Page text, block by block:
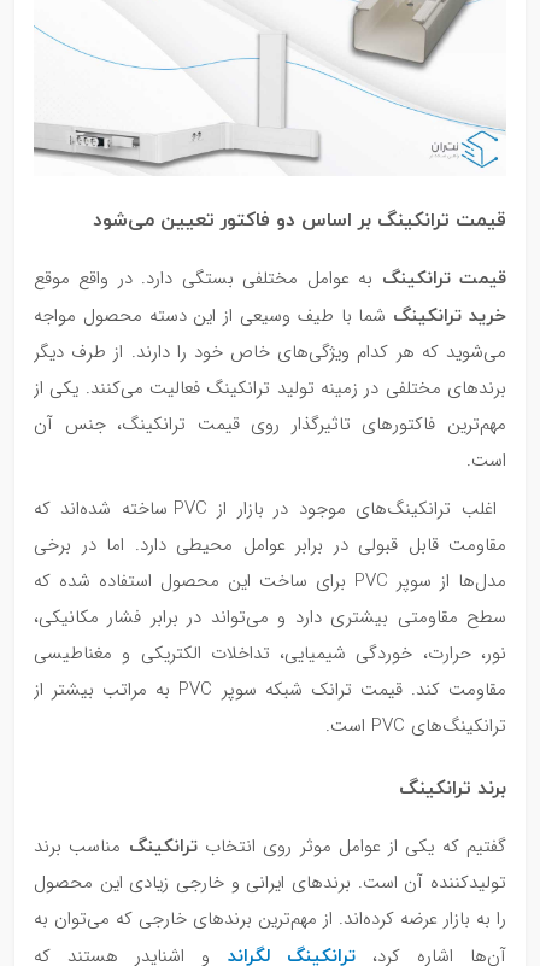
قیمت ترانکینگ بر اساس دو فاکتور تعیین می‌شود
قیمت ترانکینگ به عوامل مختلفی بستگی دارد. در واقع موقع
خرید ترانکینگ شما با طیف وسیعی از این دسته محصول مواجه
می‌شوید که هر کدام ویژگی‌های خاص خود را دارند. از طرف دیگر
برندهای مختلفی در زمینه‌ تولید ترانکینگ فعالیت می‌کنند. یکی از
مهم‌ترین فاکتورهای تاثیرگذار روی قیمت ترانکینگ، جنس آن
است.
اغلب ترانکینگ‌های موجود در بازار از PVC ساخته شده‌اند که
مقاومت قابل قبولی در برابر عوامل محیطی دارد. اما در برخی
مدل‌ها از سوپر PVC برای ساخت این محصول استفاده شده که
سطح مقاومتی بیشتری دارد و می‌تواند در برابر فشار مکانیکی،
نور، حرارت، خوردگی شیمیایی، تداخلات الکتریکی و مغناطیسی
مقاومت کند. قیمت ترانک شبکه سوپر PVC به مراتب بیشتر از
ترانکینگ‌های PVC است.
برند ترانکینگ
گفتیم که یکی از عوامل موثر روی انتخاب ترانکینگ مناسب برند
تولیدکننده‌ آن است. برندهای ایرانی و خارجی زیادی این محصول
را به بازار عرضه کرده‌اند. از مهم‌ترین برندهای خارجی که می‌توان به
آن‌ها اشاره کرد،ترانکینگ لگراند و اشنایدر هستند که